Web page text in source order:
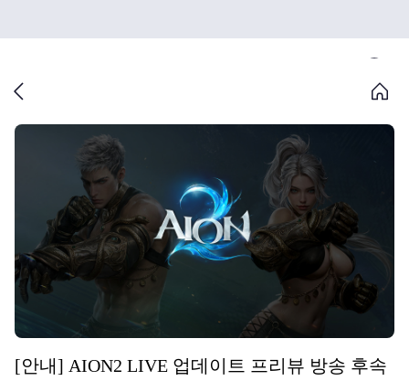
[안내] AION2 LIVE 업데이트 프리뷰 방송 후속